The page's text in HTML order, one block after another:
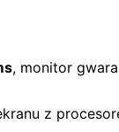
, monitor
z